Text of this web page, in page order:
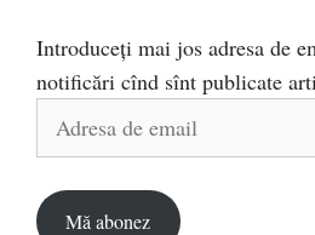
Introduceți mai jos adresa de
notificări cînd sînt publicate
Adresa
Mă abonez